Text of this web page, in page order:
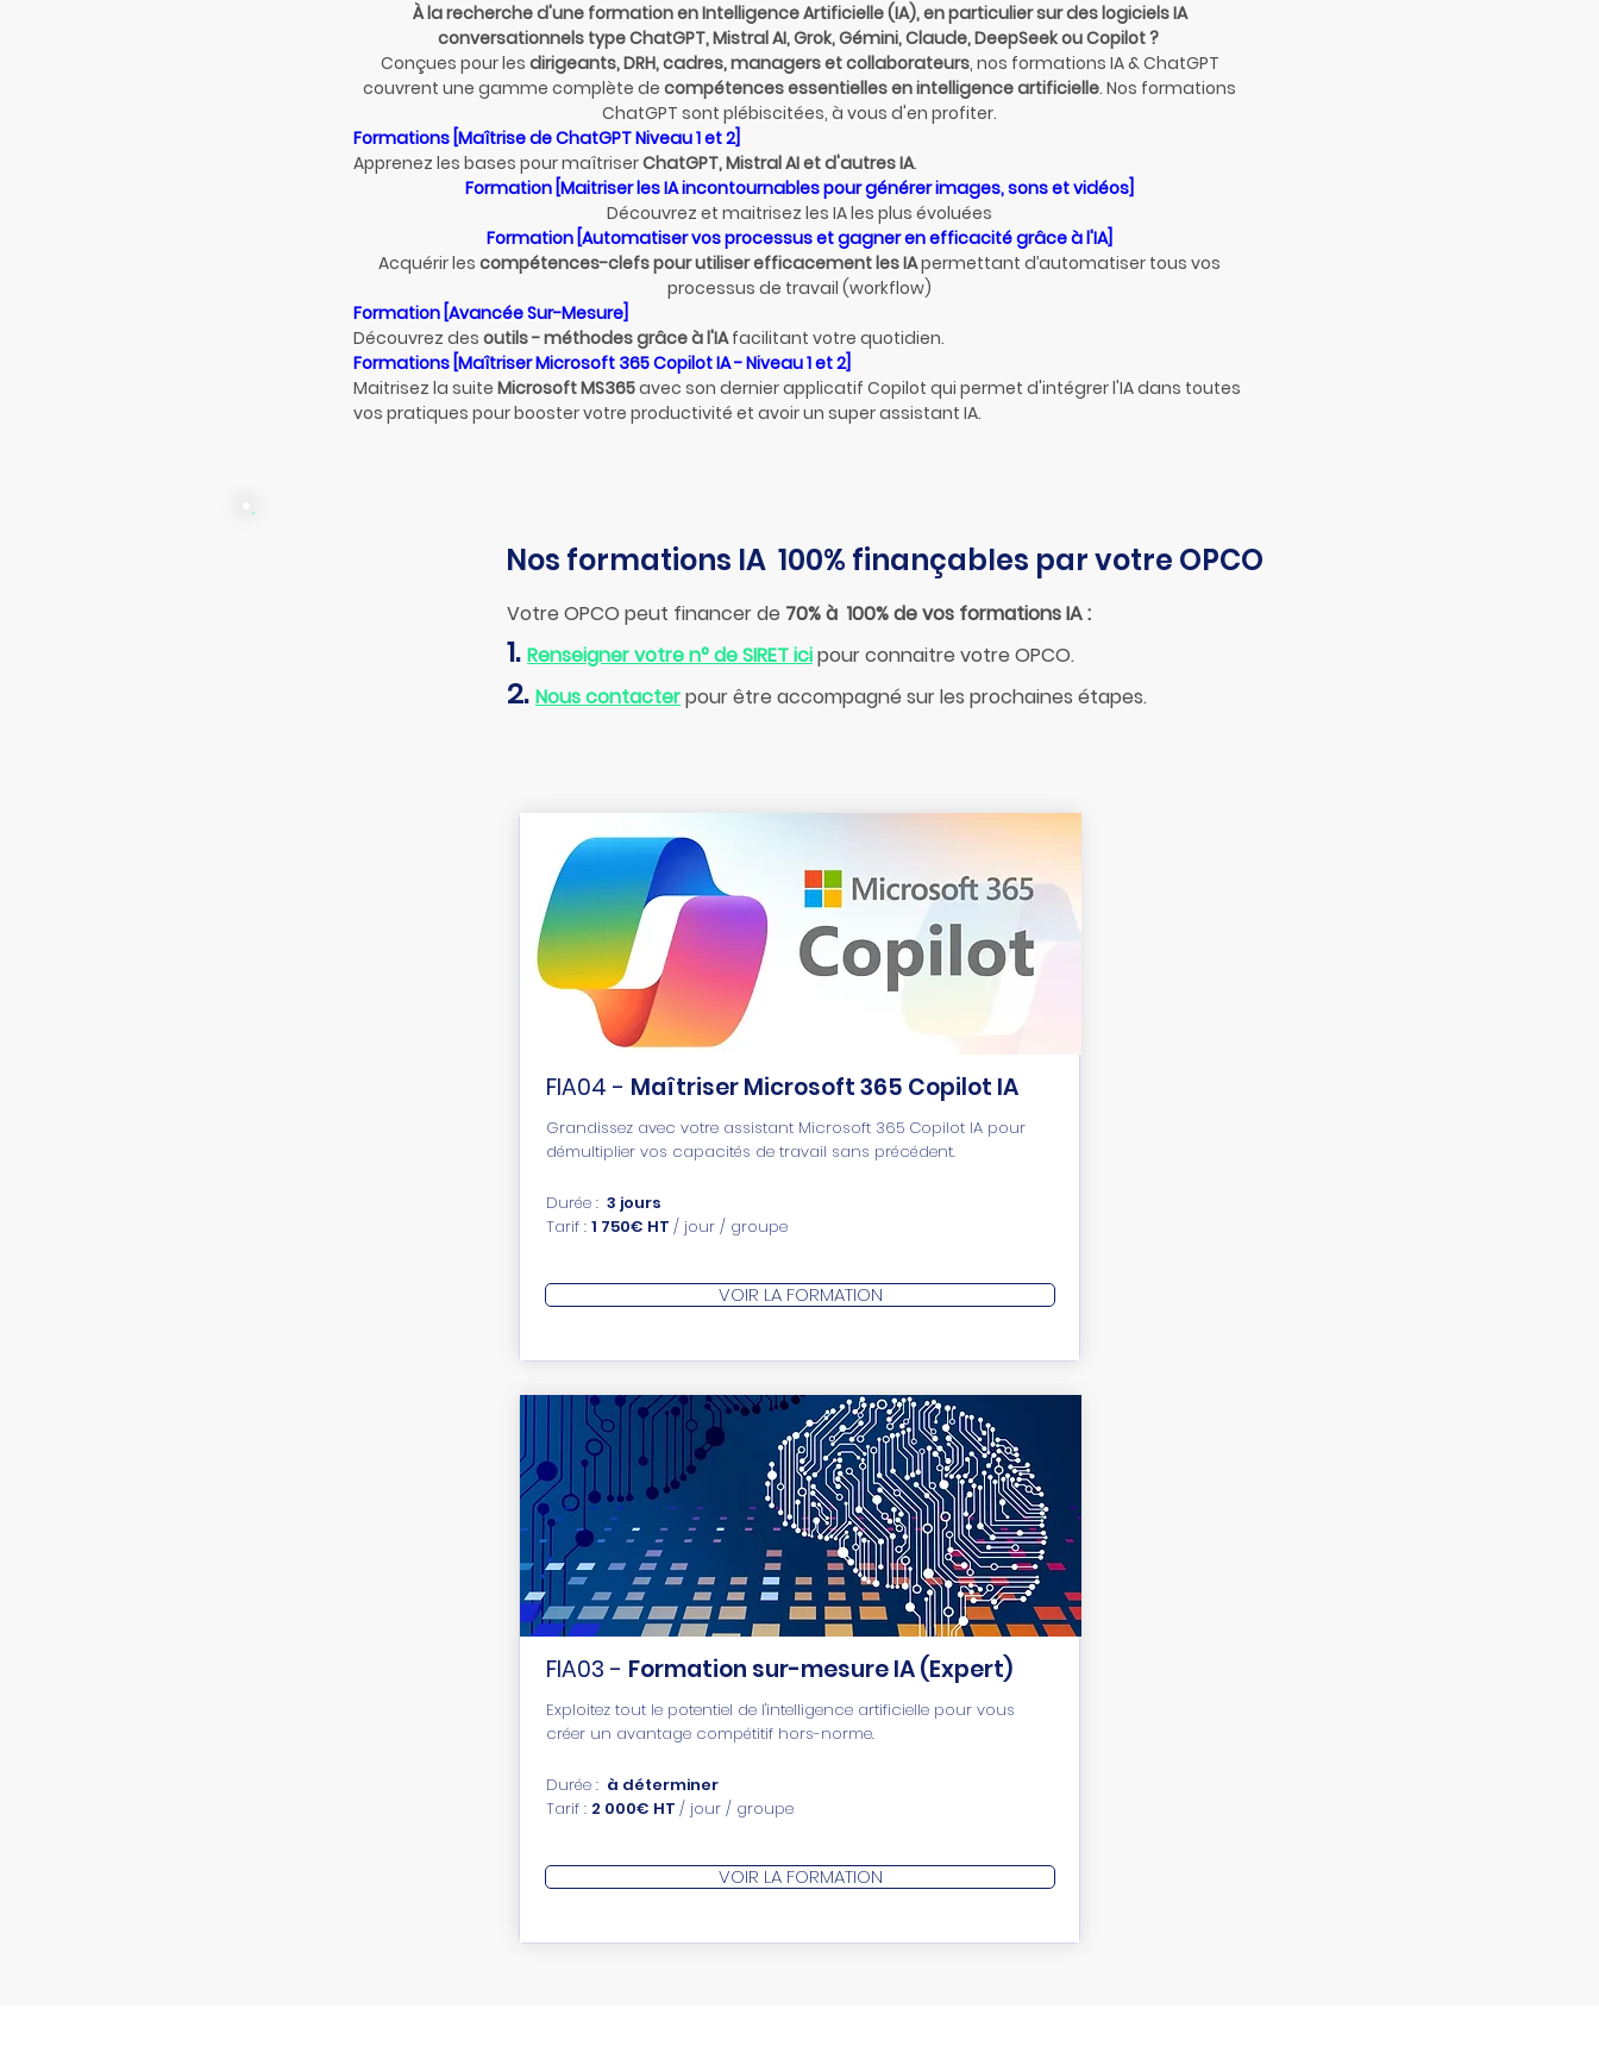
À la recherche d'une formation en Intelligence Artificielle (IA), en particulier sur des logiciels IA
conversationnels type ChatGPT, Mistral AI, Grok, Gémini, Claude, DeepSeek ou Copilot ?
Conçues pour les dirigeants, DRH, cadres, managers et collaborateurs, nos formations IA & ChatGPT
couvrent une gamme complète de compétences essentielles en intelligence artificielle. Nos formations
ChatGPT sont plébiscitées, à vous d'en profiter.
Formations [Maîtrise de ChatGPT Niveau 1 et 2]
Apprenez les bases pour maîtriserChatGPT, Mistral AI et d'autres IA.
Formation [Maitriser les IA incontournables pour générer images, sons et vidéos]
Découvrez et maitrisez les IA les plus évoluées
Formation [Automatiser vos processus et gagner en efficacité grâce à l'IA]
Acquérir les compétences-clefs pour utiliser efficacement les IApermettant d’automatiser tous vos
processus de travail (workflow)
Formation [Avancée Sur-Mesure]
Découvrez des outils - méthodes grâce à l'IAfacilitant votre quotidien.
Formations [Maîtriser Microsoft 365 Copilot IA - Niveau 1 et 2]
Maitrisez la suite Microsoft MS365avec son dernier applicatif Copilot qui permet d'intégrer l'IA dans toutes
vos pratiques pour booster votre productivité et avoir un super assistant IA.
Nos formations IA 100% finançables par votre OPCO
Votre OPCO peut financer de 70% à 100% de vos formations IA :
1. Renseigner votre n° de SIRET icipour connaitre votre OPCO.​​
2. Nous contacterpour être accompagné sur les prochaines étapes.
FIA04 - Maîtriser Microsoft 365 Copilot IA
Grandissez avec votre assistant Microsoft 365 Copilot IA pour
démultiplier vos capacités de travail sans précédent.
Durée : 3 jours
Tarif : 1 750€ HT / jour / groupe
VOIR LA FORMATION
FIA03 - Formation sur-mesure IA (Expert)
Exploitez tout le potentiel de l'intelligence artificielle pour vous
créer un avantage compétitif hors-norme.
Durée : à déterminer
Tarif : 2 000€ HT / jour / groupe
VOIR LA FORMATION